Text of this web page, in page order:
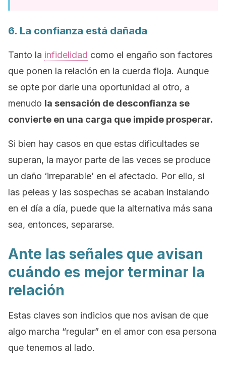
6. La confianza está dañada
Tanto la infidelidad como el engaño son factores
que ponen la relación en la cuerda floja. Aunque
se opte por darle una oportunidad al otro, a
menudo la sensación de desconfianza se
convierte en una carga que impide prosperar.
Si bien hay casos en que estas dificultades se
superan, la mayor parte de las veces se produce
un daño ‘irreparable’ en el afectado. Por ello, si
las peleas y las sospechas se acaban instalando
en el día a día, puede que la alternativa más sana
sea, entonces, separarse.
Ante las señales que avisan
cuándo es mejor terminar la
relación
Estas claves son indicios que nos avisan de que
algo marcha “regular” en el amor con esa persona
que tenemos al lado.